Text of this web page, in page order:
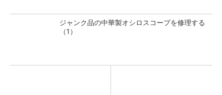
ジャンク品の中華製オシロスコープを修理する
（1）